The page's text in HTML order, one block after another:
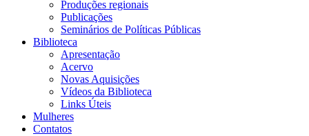
Produções regionais
Publicações
Seminários de Políticas Públicas
Biblioteca
Apresentação
Acervo
Novas Aquisições
Vídeos da Biblioteca
Links Úteis
Mulheres
Contatos